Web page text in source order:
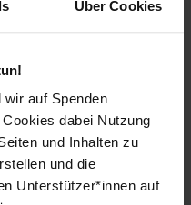
Über Cookies
auf Spenden
dabei Nutzung
und Inhalten zu
und die
Unterstützer*innen auf
& Asyl